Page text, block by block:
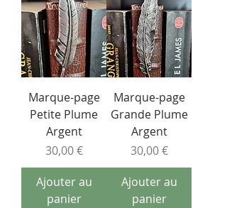
Marque-page
Petite Plume
Argent
Prix
30,00 €
Ajouter au
panier
Marque-page
Grande Plume
Argent
Prix
30,00 €
Ajouter au
panier